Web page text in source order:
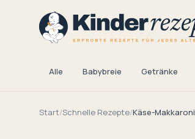
Alle Babybreie Getränke
Start/Schnelle Rezepte/Käse-Makkaroni